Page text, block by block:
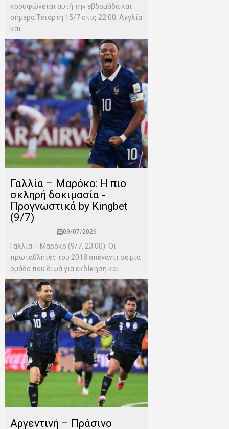
κορυφώνεται αυτή την εβδομάδα και
σήμερα Τετάρτη 15/7 στις 22:00, Αγγλία
και...
Γαλλία – Μαρόκο: Η πιο
σκληρή δοκιμασία -
Προγνωστικά by Kingbet
(9/7)
09/07/2026
Γαλλία – Μαρόκο (9/7, 23:00): Οι
πρωταθλητές του 2018 απέναντι σε μια
ομάδα που διψά για εκδίκηση και...
Αργεντινή – Πράσινο